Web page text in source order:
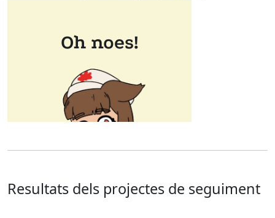
Resultats dels projectes de seguiment